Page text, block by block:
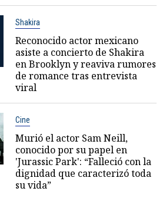
Shakira
Reconocido actor mexicano
asiste a concierto de Shakira
en Brooklyn y reaviva rumores
de romance tras entrevista
viral
Cine
Murió el actor Sam Neill,
conocido por su papel en
'Jurassic Park': “Falleció con la
dignidad que caracterizó toda
su vida”